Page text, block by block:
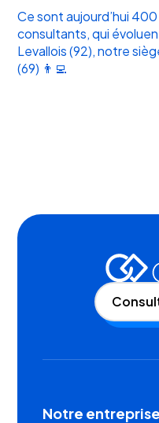
Ce sont aujourd’hui
consultants, qui
Levallois (92), notre
(69) 👨‍💻
Notre entreprise